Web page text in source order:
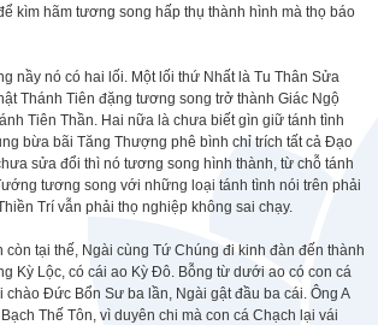
kìm hãm tương song hấp thụ thành hình mà thọ báo
nầy nó có hai lối. Một lối thứ Nhất là Tu Thân Sửa
Thánh Tiên đặng tương song trở thành Giác Ngộ
Tiên Thần. Hai nữa là chưa biết gìn giữ tánh tình
bừa bãi Tăng Thượng phê bình chỉ trích tất cả Đạo
sửa đổi thì nó tương song hình thành, từ chỗ tánh
tương song với những loại tánh tình nói trên phải
Trí vẫn phải thọ nghiệp không sai chạy.
còn tại thế, Ngài cùng Tứ Chúng đi kinh đàn đến thành
Kỳ Lộc, có cái ao Kỳ Đô. Bỗng từ dưới ao có con cá
Đức Bổn Sư ba lần, Ngài gật đầu ba cái. Ông A
Thế Tôn, vì duyên chi mà con cá Chạch lại vái